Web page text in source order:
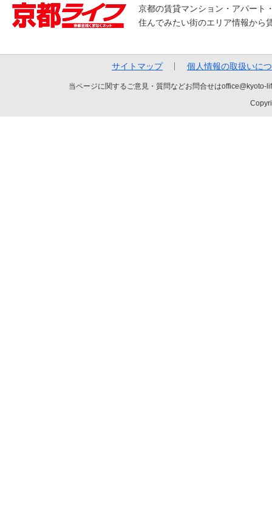
京都の賃貸マンション・アパート
住んでみたい街のエリア情報から
サイトマップ 個人情報の取扱いに
当ページに関するご意見・質問などお問合せは